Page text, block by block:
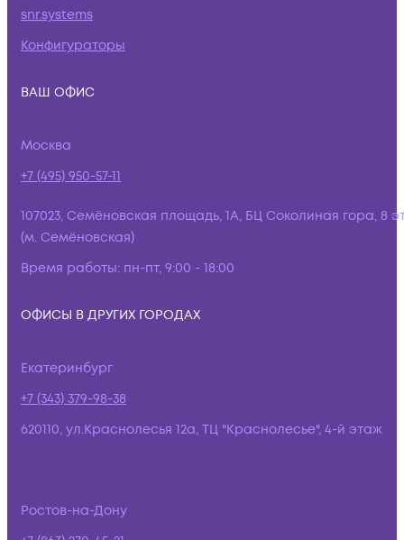
snr.systems
Конфигураторы
ВАШ ОФИС
Москва
+7 (495) 950-57-11
107023, Семёновская площадь, 1А, БЦ Соколиная гора, 8
(м. Семёновская)
Время работы: пн-пт, 9:00 - 18:00
ОФИСЫ В ДРУГИХ ГОРОДАХ
Екатеринбург
+7 (343) 379-98-38
620110, ул.Краснолесья 12а, ТЦ "Краснолесье", 4-й этаж
Ростов-на-Дону